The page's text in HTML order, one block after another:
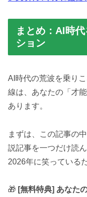
まとめ：AI時
ション
AI時代の荒波を乗り
線は、あなたの「才
あります。
まずは、この記事の
説記事を一つだけ読
2026年に笑っている
🎁 [無料特典] あなた